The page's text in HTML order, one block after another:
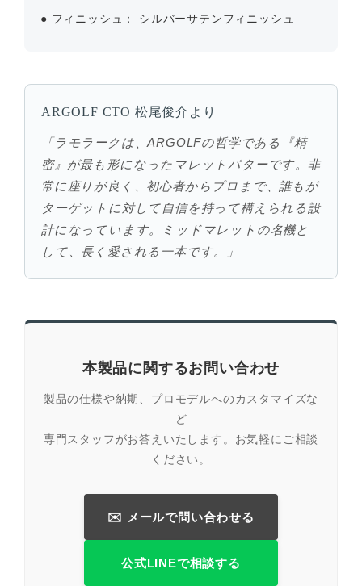
● フィニッシュ： シルバーサテンフィニッシュ
ARGOLF CTO 松尾俊介より
「ラモラークは、ARGOLFの哲学である『精
密』が最も形になったマレットパターです。非
常に座りが良く、初心者からプロまで、誰もが
ターゲットに対して自信を持って構えられる設
計になっています。ミッドマレットの名機と
して、長く愛される一本です。」
本製品に関するお問い合わせ
製品の仕様や納期、プロモデルへのカスタマイズな
ど
専門スタッフがお答えいたします。お気軽にご相談
ください。
✉️ メールで問い合わせる
公式LINEで相談する